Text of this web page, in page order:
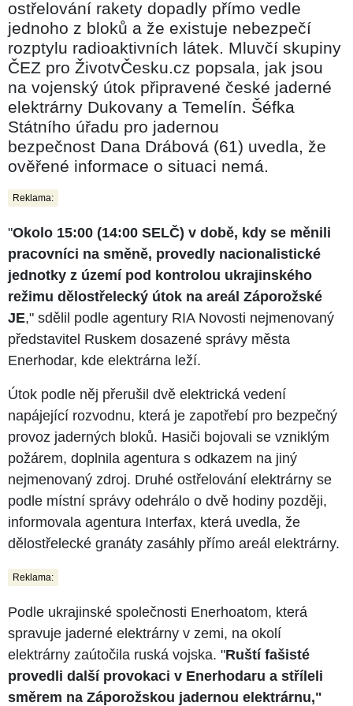
ostřelování rakety dopadly přímo vedle
jednoho z bloků a že existuje nebezpečí
rozptylu radioaktivních látek. Mluvčí skupiny
ČEZ pro ŽivotvČesku.cz popsala, jak jsou
na vojenský útok připravené české jaderné
elektrárny Dukovany a Temelín. Šéfka
Státního úřadu pro jadernou
bezpečnost Dana Drábová (61) uvedla, že
ověřené informace o situaci nemá.
Reklama:
"Okolo 15:00 (14:00 SELČ) v době, kdy se měnili
pracovníci na směně, provedly nacionalistické
jednotky z území pod kontrolou ukrajinského
režimu dělostřelecký útok na areál Záporožské
JE," sdělil podle agentury RIA Novosti nejmenovaný
představitel Ruskem dosazené správy města
Enerhodar, kde elektrárna leží.
Útok podle něj přerušil dvě elektrická vedení
napájející rozvodnu, která je zapotřebí pro bezpečný
provoz jaderných bloků. Hasiči bojovali se vzniklým
požárem, doplnila agentura s odkazem na jiný
nejmenovaný zdroj. Druhé ostřelování elektrárny se
podle místní správy odehrálo o dvě hodiny později,
informovala agentura Interfax, která uvedla, že
dělostřelecké granáty zasáhly přímo areál elektrárny.
Reklama:
Podle ukrajinské společnosti Enerhoatom, která
spravuje jaderné elektrárny v zemi, na okolí
elektrárny zaútočila ruská vojska. "Ruští fašisté
provedli další provokaci v Enerhodaru a stříleli
směrem na Záporožskou jadernou elektrárnu,"